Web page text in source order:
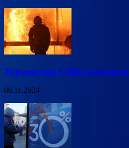
Украинские СМИ сообщили
06.11.2024